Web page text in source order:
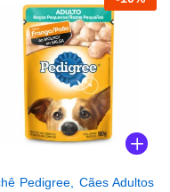
Pedigree, Cães Adultos